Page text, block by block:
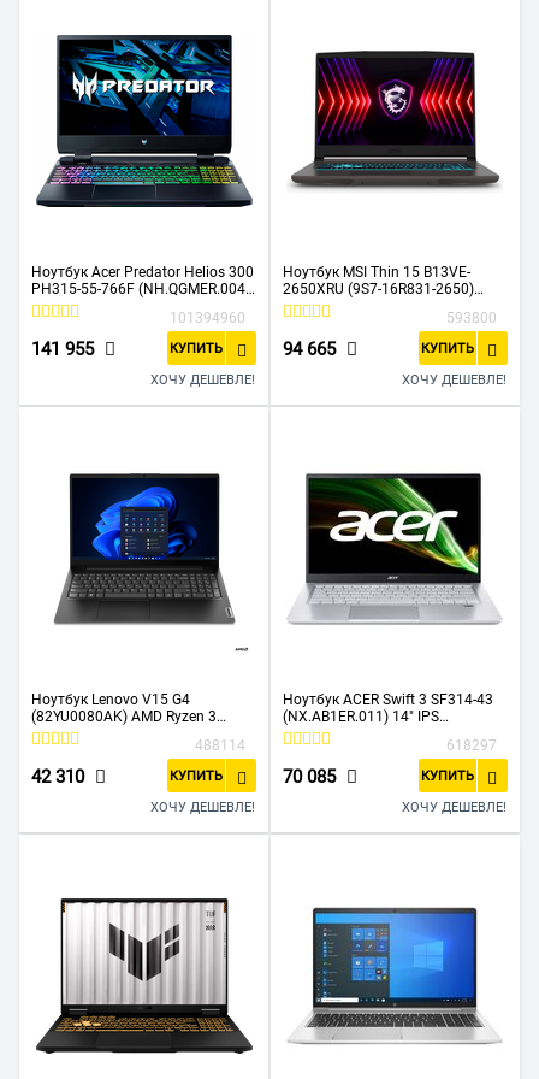
Ноутбук Acer Predator Helios 300
PH315-55-766F (NH.QGMER.004)
i7 12700H/16Gb/SSD1Tb/RTX
8Gb/15.6"/165hz/IPS/FHD/noOS/
black
101394960
141 955 КУПИТЬ
ХОЧУ ДЕШЕВЛЕ!
Ноутбук MSI Thin 15 B13VE-
2650XRU (9S7-16R831-2650)
15.6" FHD IPS/Intel Core i5-
13420H/16GB/512GB/RTX4050-
6GB/DOS/Gray
593800
94 665 КУПИТЬ
ХОЧУ ДЕШЕВЛЕ!
Ноутбук Lenovo V15 G4
(82YU0080AK) AMD Ryzen 3
7320U 8Gb SSD256Gb AMD
Radeon 610M 15.6" TN FHD
(1920x1080) noOS black
488114
42 310 КУПИТЬ
ХОЧУ ДЕШЕВЛЕ!
Ноутбук ACER Swift 3 SF314-43
(NX.AB1ER.011) 14" IPS
FHD/Ryzen 7 5700U/16Gb/512Gb
618297
70 085 КУПИТЬ
ХОЧУ ДЕШЕВЛЕ!